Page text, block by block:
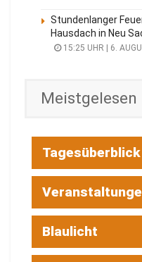
Stundenlanger
Hausdach in Neu
15:25 UHR | 6.
Meistgelesen
Tagesüberblick
Blaulicht